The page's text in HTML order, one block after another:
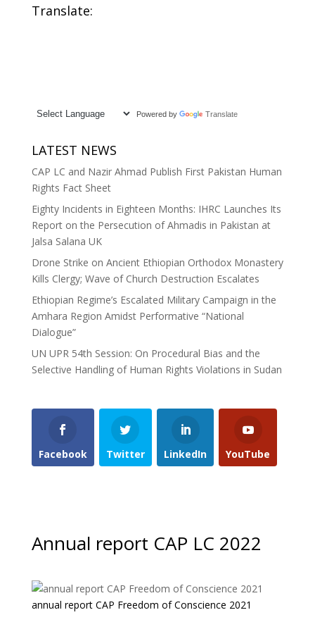
Translate:
Powered by Translate
LATEST NEWS
CAP LC and Nazir Ahmad Publish First Pakistan Human
Rights Fact Sheet
Eighty Incidents in Eighteen Months: IHRC Launches Its
Report on the Persecution of Ahmadis in Pakistan at
Jalsa Salana UK
Drone Strike on Ancient Ethiopian Orthodox Monastery
Kills Clergy; Wave of Church Destruction Escalates
Ethiopian Regime’s Escalated Military Campaign in the
Amhara Region Amidst Performative “National
Dialogue”
UN UPR 54th Session: On Procedural Bias and the
Selective Handling of Human Rights Violations in Sudan
Facebook Twitter LinkedIn YouTube
Annual report CAP LC 2022
annual report CAP Freedom of Conscience 2021